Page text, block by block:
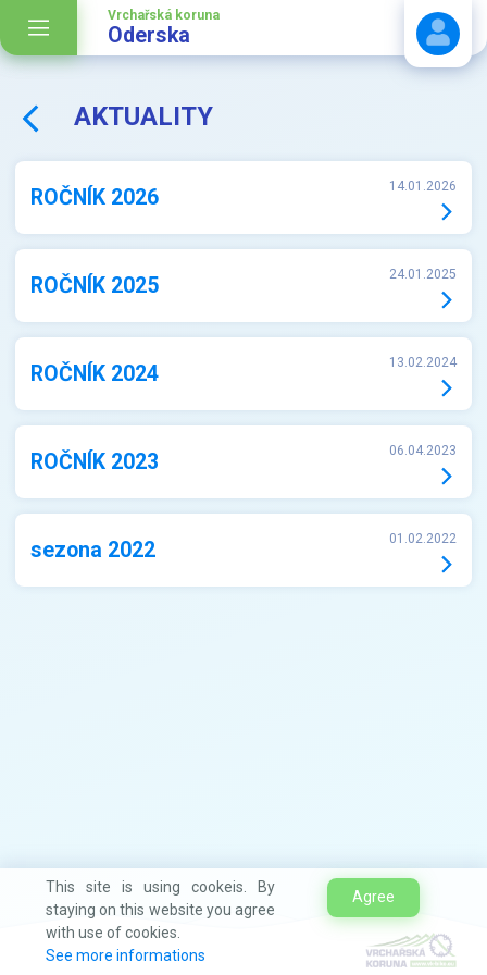
Vrchařská koruna
Oderska
AKTUALITY
ROČNÍK 2026 14.01.2026
ROČNÍK 2025 24.01.2025
ROČNÍK 2024 13.02.2024
ROČNÍK 2023 06.04.2023
sezona 2022 01.02.2022
This site is using cookeis. By
staying on this website you agree
with use of cookies.
See more informations
Agree